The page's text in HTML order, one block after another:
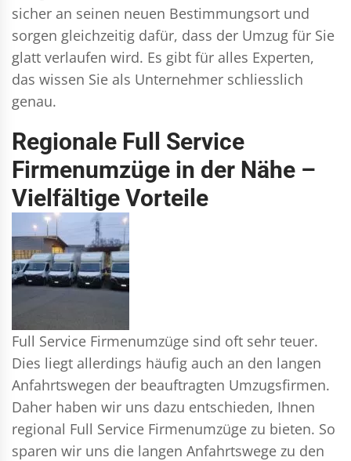
sicher an seinen neuen Bestimmungsort und
sorgen gleichzeitig dafür, dass der Umzug für Sie
glatt verlaufen wird. Es gibt für alles Experten,
das wissen Sie als Unternehmer schliesslich
genau.
Regionale Full Service
Firmenumzüge in der Nähe –
Vielfältige Vorteile
Full Service Firmenumzüge sind oft sehr teuer.
Dies liegt allerdings häufig auch an den langen
Anfahrtswegen der beauftragten Umzugsfirmen.
Daher haben wir uns dazu entschieden, Ihnen
regional Full Service Firmenumzüge zu bieten. So
sparen wir uns die langen Anfahrtswege zu den